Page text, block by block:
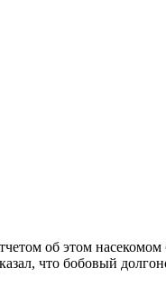
об этом
что бобовый